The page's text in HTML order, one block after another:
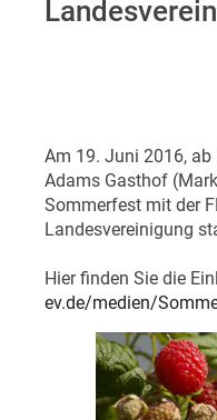
Am 19. Juni 2016,
Adams Gasthof
Sommerfest mit der
Landesvereinigung
Hier finden Sie die
ev.de/medien/